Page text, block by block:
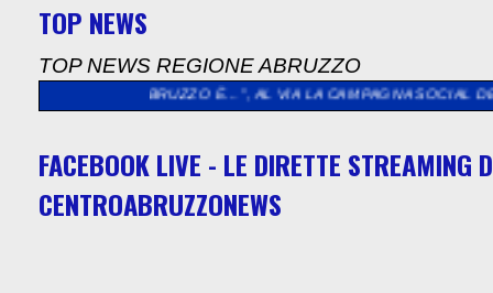
TOP NEWS
TOP NEWS REGIONE ABRUZZO
È…”, AL VIA LA CAMPAGNA SOCIAL DEDICATA AGLI
FACEBOOK LIVE - LE DIRETTE STREAMING
CENTROABRUZZONEWS